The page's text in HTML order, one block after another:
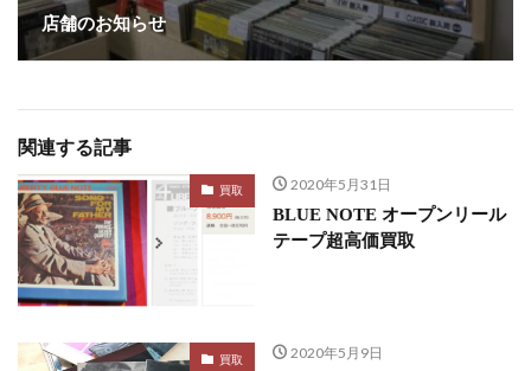
店舗のお知らせ
関連する記事
買取 2020年5月31日
BLUE NOTE オープンリール
テープ超高価買取
買取 2020年5月9日